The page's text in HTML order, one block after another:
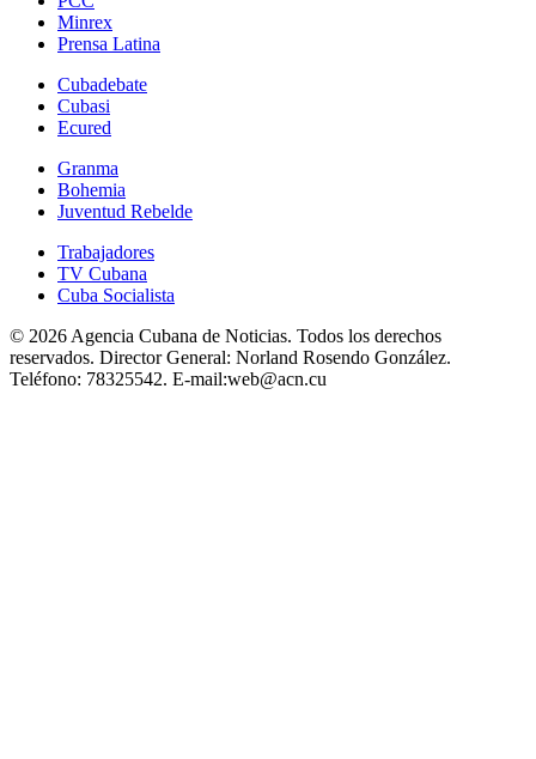
Minrex
Prensa Latina
Cubadebate
Cubasi
Ecured
Granma
Bohemia
Juventud Rebelde
Trabajadores
TV Cubana
Cuba Socialista
© 2026 Agencia Cubana de Noticias. Todos los derechos
reservados. Director General: Norland Rosendo González.
Teléfono: 78325542. E-mail:web@acn.cu